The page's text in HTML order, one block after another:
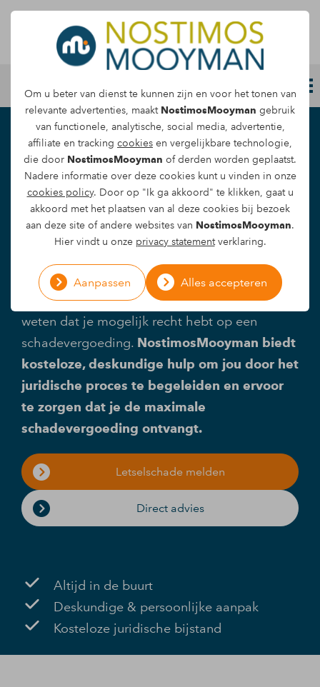
Om u beter van dienst te kunnen zijn en voor het tonen van
relevante advertenties, maakt NostimosMooyman gebruik
van functionele, analytische, social media, advertentie,
affiliate en tracking cookies en vergelijkbare technologie,
die door NostimosMooyman of derden worden geplaatst.
Nadere informatie over deze cookies kunt u vinden in onze
cookies policy. Door op "Ik ga akkoord" te klikken, gaat u
akkoord met het plaatsen van al deze cookies bij bezoek
aan deze site of andere websites van NostimosMooyman.
Hier vindt u onze privacy statementverklaring.
Aanpassen Alles accepteren
Letselschade melden
Letselschade door
heftruckongeval
Een heftruckongeval komt helaas regelmatig
voor op de werkvloer en kan leiden tot zowel
betrokken bent bij een heftruckongeval en
letselschade oploopt, is het belangrijk om te
weten dat je mogelijk recht hebt op een
schadevergoeding. NostimosMooyman biedt
kosteloze, deskundige hulp om jou door het
juridische proces te begeleiden en ervoor
te zorgen dat je de maximale
schadevergoeding ontvangt.
Letselschade melden
Direct advies
Altijd in de buurt
Deskundige & persoonlijke aanpak
Kosteloze juridische bijstand